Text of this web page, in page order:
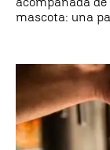
mascota: una